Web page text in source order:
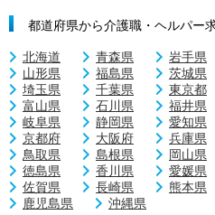
都道府県から介護職・ヘルパー
北海道 青森県 岩手県
山形県
福島県 茨城県
埼玉県
千葉県 東京都
富山県
石川県 福井県
岐阜県
静岡県 愛知県
京都府
大阪府 兵庫県
鳥取県
島根県 岡山県
徳島県
香川県 愛媛県
佐賀県
長崎県 熊本県
鹿児島県
沖縄県